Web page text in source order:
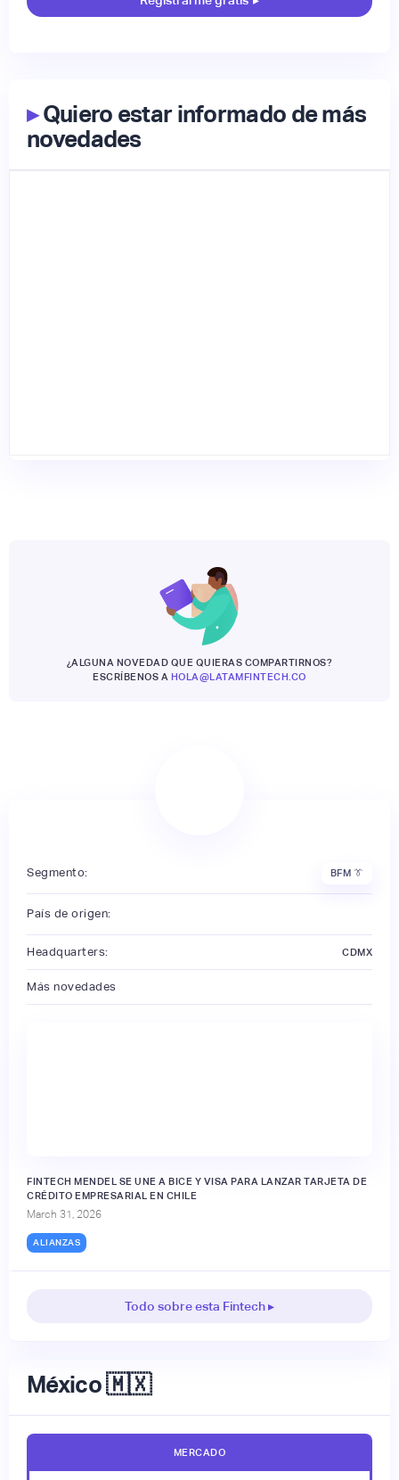
▸Quiero estar informado de más
novedades
¿ALGUNA NOVEDAD QUE QUIERAS COMPARTIRNOS?
ESCRÍBENOS A HOLA@LATAMFINTECH.CO
Segmento: BFM 👔
País de origen:
Headquarters: CDMX
Más novedades
FINTECH MENDEL SE UNE A BICE Y VISA PARA LANZAR TARJETA DE
CRÉDITO EMPRESARIAL EN CHILE
March 31, 2026
ALIANZAS
Todo sobre esta Fintech ▸
México 🇲🇽
MERCADO